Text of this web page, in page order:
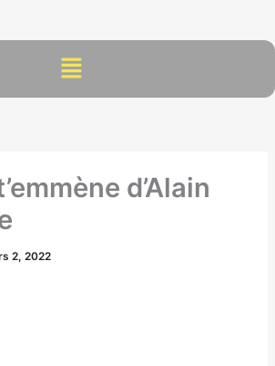
Menu
d’Alain
2, 2022